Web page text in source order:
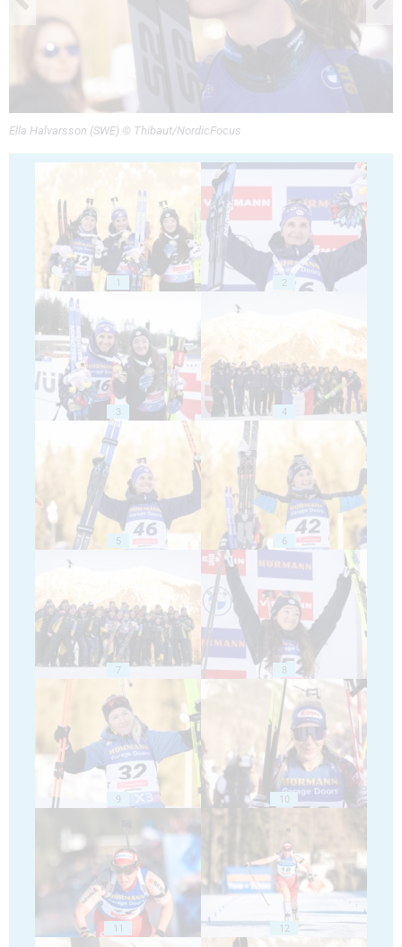
Ella Halvarsson (SWE) © Thibaut/NordicFocus
1 2
3 4
5 6
7 8
9 10
11 12